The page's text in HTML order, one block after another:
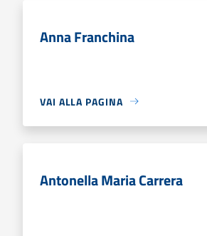
Anna Franchina
VAI ALLA PAGINA
Antonella Maria Carrera